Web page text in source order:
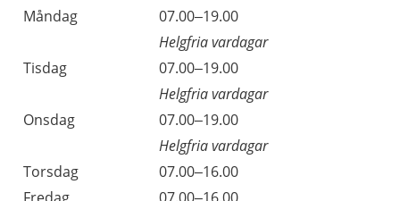
Dag
Öppettider
Kommentarer
Måndag
07.00–19.00
Helgfria vardagar
Tisdag
07.00–19.00
Helgfria vardagar
Onsdag
07.00–19.00
Helgfria vardagar
Torsdag
07.00–16.00